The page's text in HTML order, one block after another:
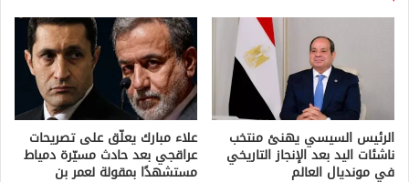
الرئيس السيسي يهنئ منتخب
ناشئات اليد بعد الإنجاز التاريخي
في مونديال العالم
علاء مبارك يعلّق على تصريحات
عراقجي بعد حادث مسيّرة دمياط
مستشهدًا بمقولة لعمر بن